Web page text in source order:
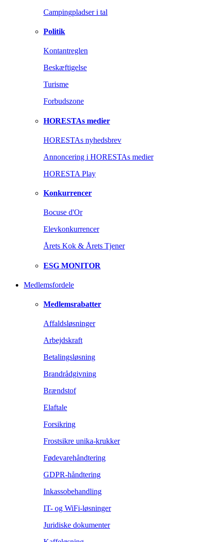
Campingpladser i tal
Politik
Kontantreglen
Beskæftigelse
Turisme
Forbudszone
HORESTAs medier
HORESTAs nyhedsbrev
Annoncering i HORESTAs medier
HORESTA Play
Konkurrencer
Bocuse d'Or
Elevkonkurrencer
Årets Kok & Årets Tjener
ESG MONITOR
Medlemsfordele
Medlemsrabatter
Affaldsløsninger
Arbejdskraft
Betalingsløsning
Brandrådgivning
Brændstof
Elaftale
Forsikring
Frostsikre unika-krukker
Fødevarehåndtering
GDPR-håndtering
Inkassobehandling
IT- og WiFi-løsninger
Juridiske dokumenter